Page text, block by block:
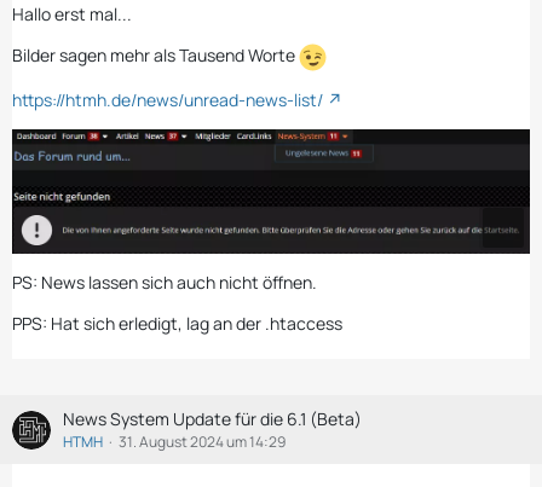
Hallo erst mal...
Bilder sagen mehr als Tausend Worte
https://htmh.de/news/unread-news-list/
PS: News lassen sich auch nicht öffnen.
PPS: Hat sich erledigt, lag an der .htaccess
News System Update für die 6.1 (Beta)
HTMH 31. August 2024 um 14:29